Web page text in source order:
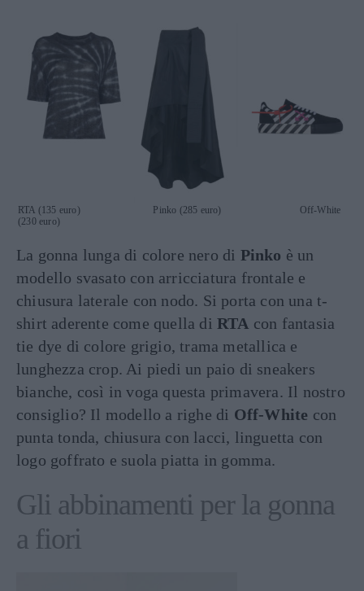
RTA (135 euro) Pinko (285 euro) Off-White
(230 euro)
La gonna lunga di colore nero di Pinko è un
modello svasato con arricciatura frontale e
chiusura laterale con nodo. Si porta con una t-
shirt aderente come quella di RTA con fantasia
tie dye di colore grigio, trama metallica e
lunghezza crop. Ai piedi un paio di sneakers
bianche, così in voga questa primavera. Il nostro
consiglio? Il modello a righe di Off-White con
punta tonda, chiusura con lacci, linguetta con
logo goffrato e suola piatta in gomma.
Gli abbinamenti per la gonna
a fiori